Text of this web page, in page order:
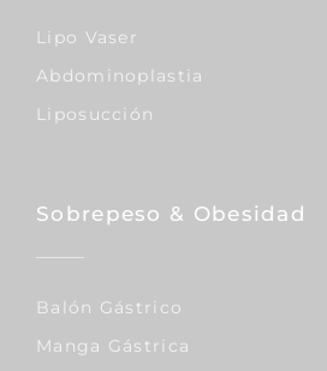
Lipo Vaser
Abdominoplastia
Liposucción
Sobrepeso & Obesidad
Balón Gástrico
Manga Gástrica